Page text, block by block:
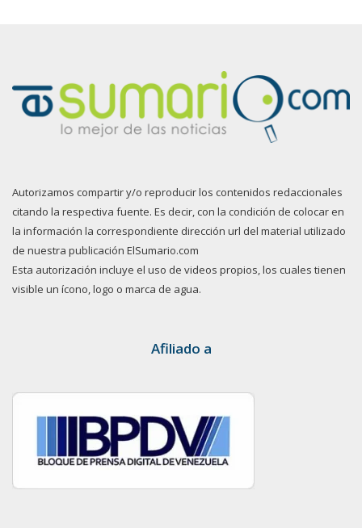
Autorizamos compartir y/o reproducir los contenidos redaccionales
citando la respectiva fuente. Es decir, con la condición de colocar en
la información la correspondiente dirección url del material utilizado
de nuestra publicación ElSumario.com
Esta autorización incluye el uso de videos propios, los cuales tienen
visible un ícono, logo o marca de agua.
Afiliado a